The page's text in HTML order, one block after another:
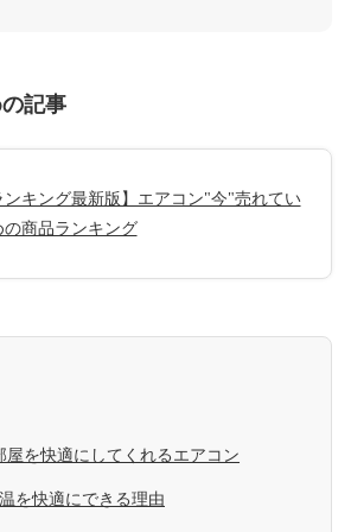
記事
ンキング最新版】エアコン"今"売れてい
の商品ランキング
屋を快適にしてくれるエアコン
を快適にできる理由